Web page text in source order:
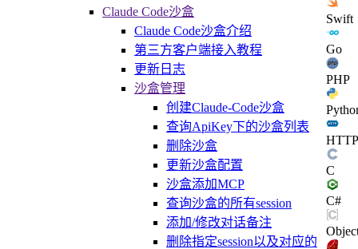
Claude Code沙盒
Claude Code沙盒介绍
第三方客户端接入教程
更新日志
沙盒管理
创建Claude-Code沙盒
查询ApiKey下的沙盒列表
删除沙盒
更新沙盒配置
沙盒添加MCP
查询沙盒的所有session
添加/修改对话备注
删除指定session以及对应的
Swift
Go
PHP
HTTP
C
C#